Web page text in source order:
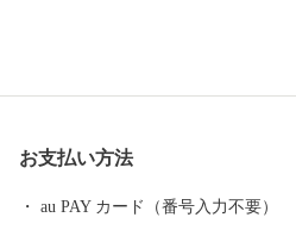
クション」など、 数々の炭坑遺産
お支払い方法
au PAY カード（番号入力不要）